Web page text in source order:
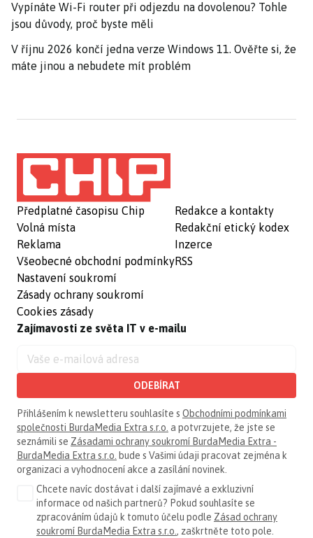
Vypínáte Wi-Fi router při odjezdu na dovolenou? Tohle
jsou důvody, proč byste měli
V říjnu 2026 končí jedna verze Windows 11. Ověřte si, že
máte jinou a nebudete mít problém
Předplatné časopisu Chip
Volná místa
Reklama
Všeobecné obchodní podmínky
Nastavení soukromí
Zásady ochrany soukromí
Cookies zásady
Redakce a kontakty
Redakční etický kodex
Inzerce
RSS
Zajímavosti ze světa IT v e-mailu
ODEBÍRAT
Přihlášením k newsletteru souhlasíte s Obchodními podmínkami
společnosti BurdaMedia Extra s.r.o. a potvrzujete, že jste se
seznámili se Zásadami ochrany soukromí BurdaMedia Extra -
BurdaMedia Extra s.r.o. bude s Vašimi údaji pracovat zejména k
organizaci a vyhodnocení akce a zasílání novinek.
Chcete navíc dostávat i další zajímavé a exkluzivní
informace od našich partnerů? Pokud souhlasíte se
zpracováním údajů k tomuto účelu podle Zásad ochrany
soukromí BurdaMedia Extra s.r.o., zaškrtněte toto pole.